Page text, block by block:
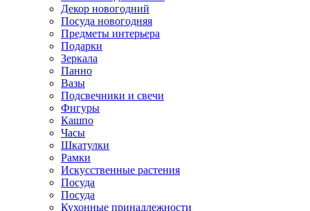
Декор новогодний
Посуда новогодняя
Предметы интерьера
Подарки
Зеркала
Панно
Вазы
Подсвечники и свечи
Фигуры
Кашпо
Часы
Шкатулки
Рамки
Искусственные растения
Посуда
Посуда
Кухонные принадлежности